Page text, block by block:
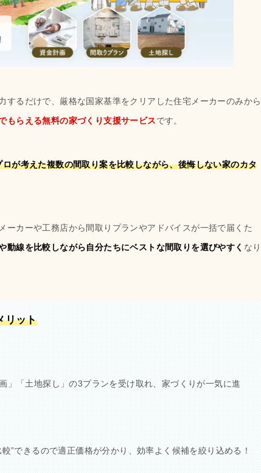
するだけで、厳格な国家基準をクリアした住宅メーカーのみから
もらえる無料の家づくり支援サービスです。
ロが考えた複数の間取り案を比較しながら、後悔しない家のカタ
ーカーや工務店から間取りプランやアドバイスが一括で届くた
動線を比較しながら自分たちにベストな間取りを選びやすく なり
リット
」「土地探し」の3プランを受け取れ、家づくりが一気に進
”できるので適正価格が分かり、効率よく候補を絞り込める！